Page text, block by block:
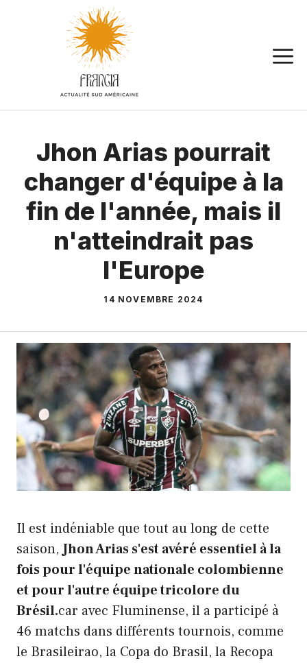
Jhon Arias pourrait
changer d'équipe à la
fin de l'année, mais il
n'atteindrait pas
l'Europe
14 NOVEMBRE 2024
Il est indéniable que tout au long de cette
saison,Jhon Arias s'est avéré essentiel à la
fois pour l'équipe nationale colombienne
et pour l'autre équipe tricolore du
Brésil.car avec Fluminense, il a participé à
46 matchs dans différents tournois, comme
le Brasileirao, la Copa do Brasil, la Recopa